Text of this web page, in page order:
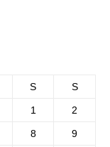
S S
1 2
8 9